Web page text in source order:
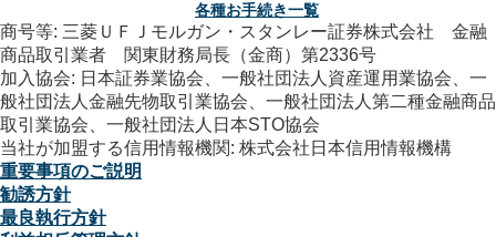
各種お手続き一覧
商号等: 三菱ＵＦＪモルガン・スタンレー証券株式会社 金融
商品取引業者 関東財務局長（金商）第2336号
加入協会: 日本証券業協会、一般社団法人資産運用業協会、一
般社団法人金融先物取引業協会、一般社団法人第二種金融商品
取引業協会、一般社団法人日本STO協会
当社が加盟する信用情報機関: 株式会社日本信用情報機構
重要事項のご説明
勧誘方針
最良執行方針